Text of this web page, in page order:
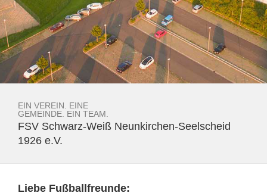
EIN VEREIN. EINE
GEMEINDE. EIN TEAM.
FSV Schwarz-Weiß Neunkirchen-Seelscheid
1926 e.V.
Liebe Fußballfreunde: